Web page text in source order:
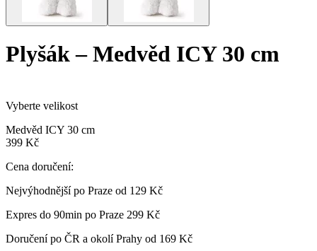
Plyšák–Medvěd ICY 30 cm
Vyberte velikost
Medvěd ICY 30 cm
399 Kč
Cena doručení:
Nejvýhodnější po Praze od 129 Kč
Expres do 90min po Praze 299 Kč
Doručení po ČR a okolí Prahy od 169 Kč